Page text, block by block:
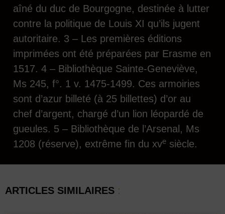
aîné du duc de Bourgogne, destinée à lutter
contre la politique de Louis XI qu’ils jugent
autoritaire. 3 – Les premières éditions
imprimées ont été préparées par Erasme en
1517. 4 – Bibliothèque Sainte-Geneviève,
Ms 245, f°. 1 v. 1475-1499. Ces armoiries
sont d’azur billeté (à 25 billettes) d’or au
chef d’argent, chargé d’un lion léopardé de
gueules. 5 – Bibliothèque de l’Arsenal, Ms
1208 (réserve), extrême fin du xve siècle.
ARTICLES SIMILAIRES :